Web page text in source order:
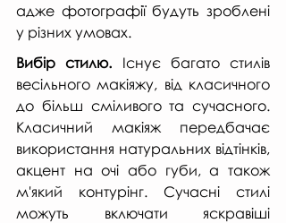
адже фотографії будуть зроблені
у різних умовах.
Вибір стилю. Існує багато стилів
весільного макіяжу, від класичного
до більш сміливого та сучасного.
Класичний макіяж передбачає
використання натуральних відтінків,
акцент на очі або губи, а також
м'який контурінг. Сучасні стилі
можуть включати яскравіші